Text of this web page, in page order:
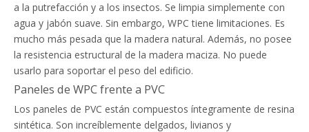
a la putrefacción y a los insectos. Se limpia simplemente con
agua y jabón suave. Sin embargo, WPC tiene limitaciones. Es
mucho más pesada que la madera natural. Además, no posee
la resistencia estructural de la madera maciza. No puede
usarlo para soportar el peso del edificio.
Paneles de WPC frente a PVC
Los paneles de PVC están compuestos íntegramente de resina
sintética. Son increíblemente delgados, livianos y